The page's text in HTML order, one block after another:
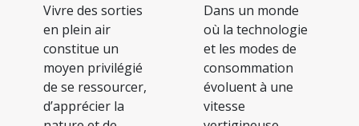
Vivre des sorties
en plein air
constitue un
moyen privilégié
de se ressourcer,
d’apprécier la
Dans un monde
où la technologie
et les modes de
consommation
évoluent à une
vitesse